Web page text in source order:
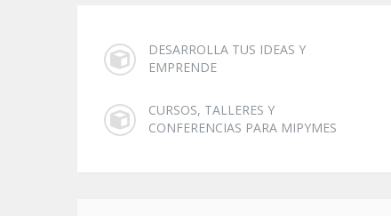
DESARROLLA TUS IDEAS Y
EMPRENDE
CURSOS, TALLERES Y
CONFERENCIAS PARA MIPYMES